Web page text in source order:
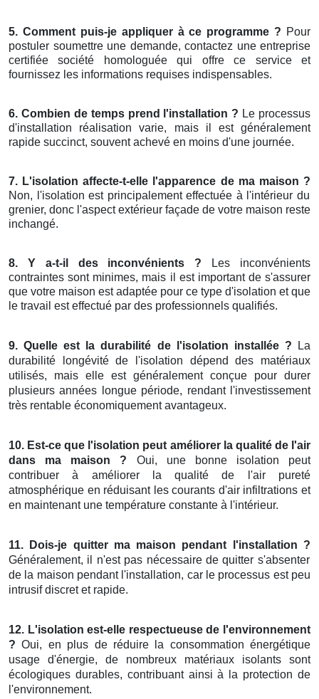
5. Comment puis-je appliquer à ce programme ? Pour
postuler soumettre une demande, contactez une entreprise
certifiée société homologuée qui offre ce service et
fournissez les informations requises indispensables.
6. Combien de temps prend l'installation ? Le processus
d'installation réalisation varie, mais il est généralement
rapide succinct, souvent achevé en moins d'une journée.
7. L'isolation affecte-t-elle l'apparence de ma maison ?
Non, l'isolation est principalement effectuée à l'intérieur du
grenier, donc l'aspect extérieur façade de votre maison reste
inchangé.
8. Y a-t-il des inconvénients ? Les inconvénients
contraintes sont minimes, mais il est important de s'assurer
que votre maison est adaptée pour ce type d'isolation et que
le travail est effectué par des professionnels qualifiés.
9. Quelle est la durabilité de l'isolation installée ? La
durabilité longévité de l'isolation dépend des matériaux
utilisés, mais elle est généralement conçue pour durer
plusieurs années longue période, rendant l'investissement
très rentable économiquement avantageux.
10. Est-ce que l'isolation peut améliorer la qualité de l'air
dans ma maison ? Oui, une bonne isolation peut
contribuer à améliorer la qualité de l'air pureté
atmosphérique en réduisant les courants d'air infiltrations et
en maintenant une température constante à l'intérieur.
11. Dois-je quitter ma maison pendant l'installation ?
Généralement, il n'est pas nécessaire de quitter s'absenter
de la maison pendant l'installation, car le processus est peu
intrusif discret et rapide.
12. L'isolation est-elle respectueuse de l'environnement
? Oui, en plus de réduire la consommation énergétique
usage d'énergie, de nombreux matériaux isolants sont
écologiques durables, contribuant ainsi à la protection de
l'environnement.